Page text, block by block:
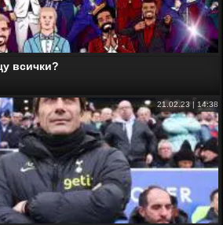
всички?
21.02.23 | 14:38